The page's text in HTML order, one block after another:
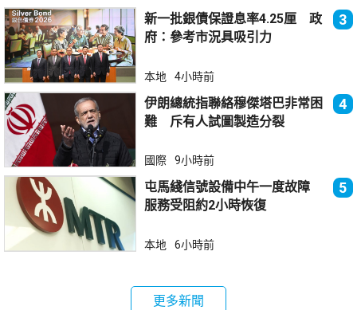
新一批銀債保證息率4.25厘 政
府：參考市況具吸引力
3
本地 4小時前
伊朗總統指聯絡穆傑塔巴非常困
難 斥有人試圖製造分裂
4
國際 9小時前
屯馬綫信號設備中午一度故障
服務受阻約2小時恢復
5
本地 6小時前
更多新聞